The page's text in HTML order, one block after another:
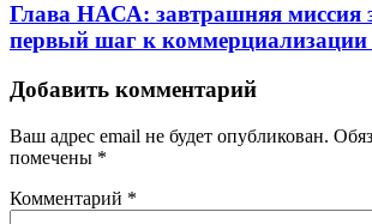
Глава НАСА: завтрашняя миссия
первый шаг к
Добавить комментарий
Ваш адрес email не будет опубликован.
помечены *
Комментарий *